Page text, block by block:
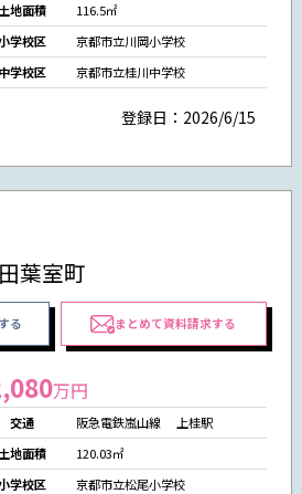
地面積
116.5㎡
学校区
京都市立川岡小学校
中学校区
京都市立桂川中学校
登録日：2026/6/15
葉室町
る まとめて資料請求する
万円
交通
阪急電鉄嵐山線 上桂駅
土地面積
120.03㎡
学校区
京都市立松尾小学校